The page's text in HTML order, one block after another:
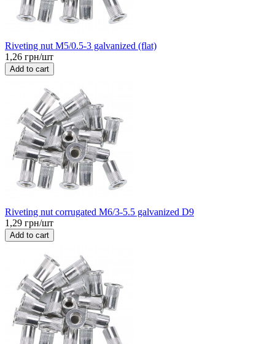
Riveting nut M5/0.5-3 galvanized (flat)
1,26 грн/шт
Add to cart
Riveting nut corrugated M6/3-5.5 galvanized D9
1,29 грн/шт
Add to cart